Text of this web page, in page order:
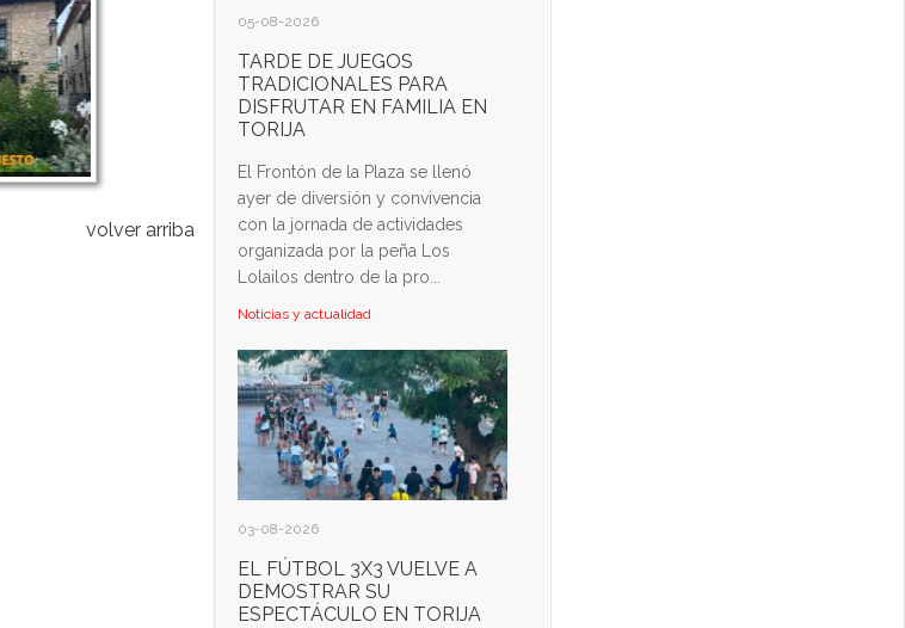
volver arriba
05-08-2026
TARDE DE JUEGOS
TRADICIONALES PARA
DISFRUTAR EN FAMILIA EN
TORIJA
El Frontón de la Plaza se llenó
ayer de diversión y convivencia
con la jornada de actividades
organizada por la peña Los
Lolailos dentro de la pro...
Noticias y actualidad
03-08-2026
EL FÚTBOL 3X3 VUELVE A
DEMOSTRAR SU
ESPECTÁCULO EN TORIJA